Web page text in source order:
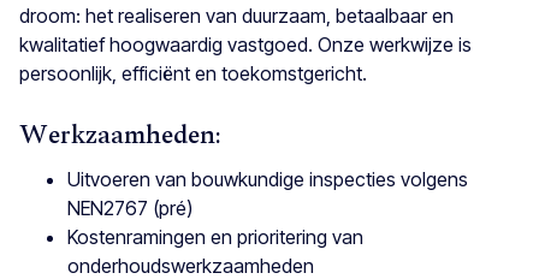
droom: het realiseren van duurzaam, betaalbaar en
kwalitatief hoogwaardig vastgoed. Onze werkwijze is
persoonlijk, efficiënt en toekomstgericht.
Werkzaamheden:
Uitvoeren van bouwkundige inspecties volgens
NEN2767 (pré)
Kostenramingen en prioritering van
onderhoudswerkzaamheden